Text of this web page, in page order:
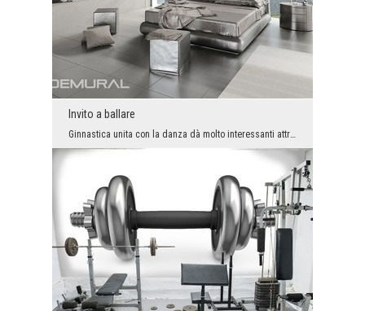
Invito a ballare
Ginnastica unita con la danza dà molto interessanti attrazioni visive. Anche se in questo caso ve...